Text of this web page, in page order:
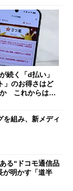
続く「d払い」
」のお得さはど
か これからは
を組み、新メディ
る“ドコモ通信品
明かす「道半